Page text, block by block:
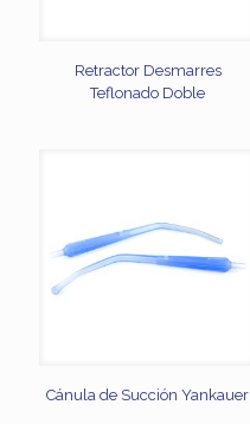
Retractor Desmarres
Teflonado Doble
Cánula de Succión Yankauer